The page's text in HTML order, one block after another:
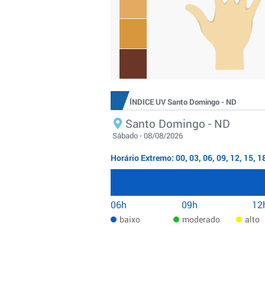
ÍNDICE UV Santo Domingo - ND
Santo Domingo - ND
Sábado - 08/08/2026
Horário Extremo: 00, 03, 06, 09, 12, 15,
06h 09h
baixo moderado alto